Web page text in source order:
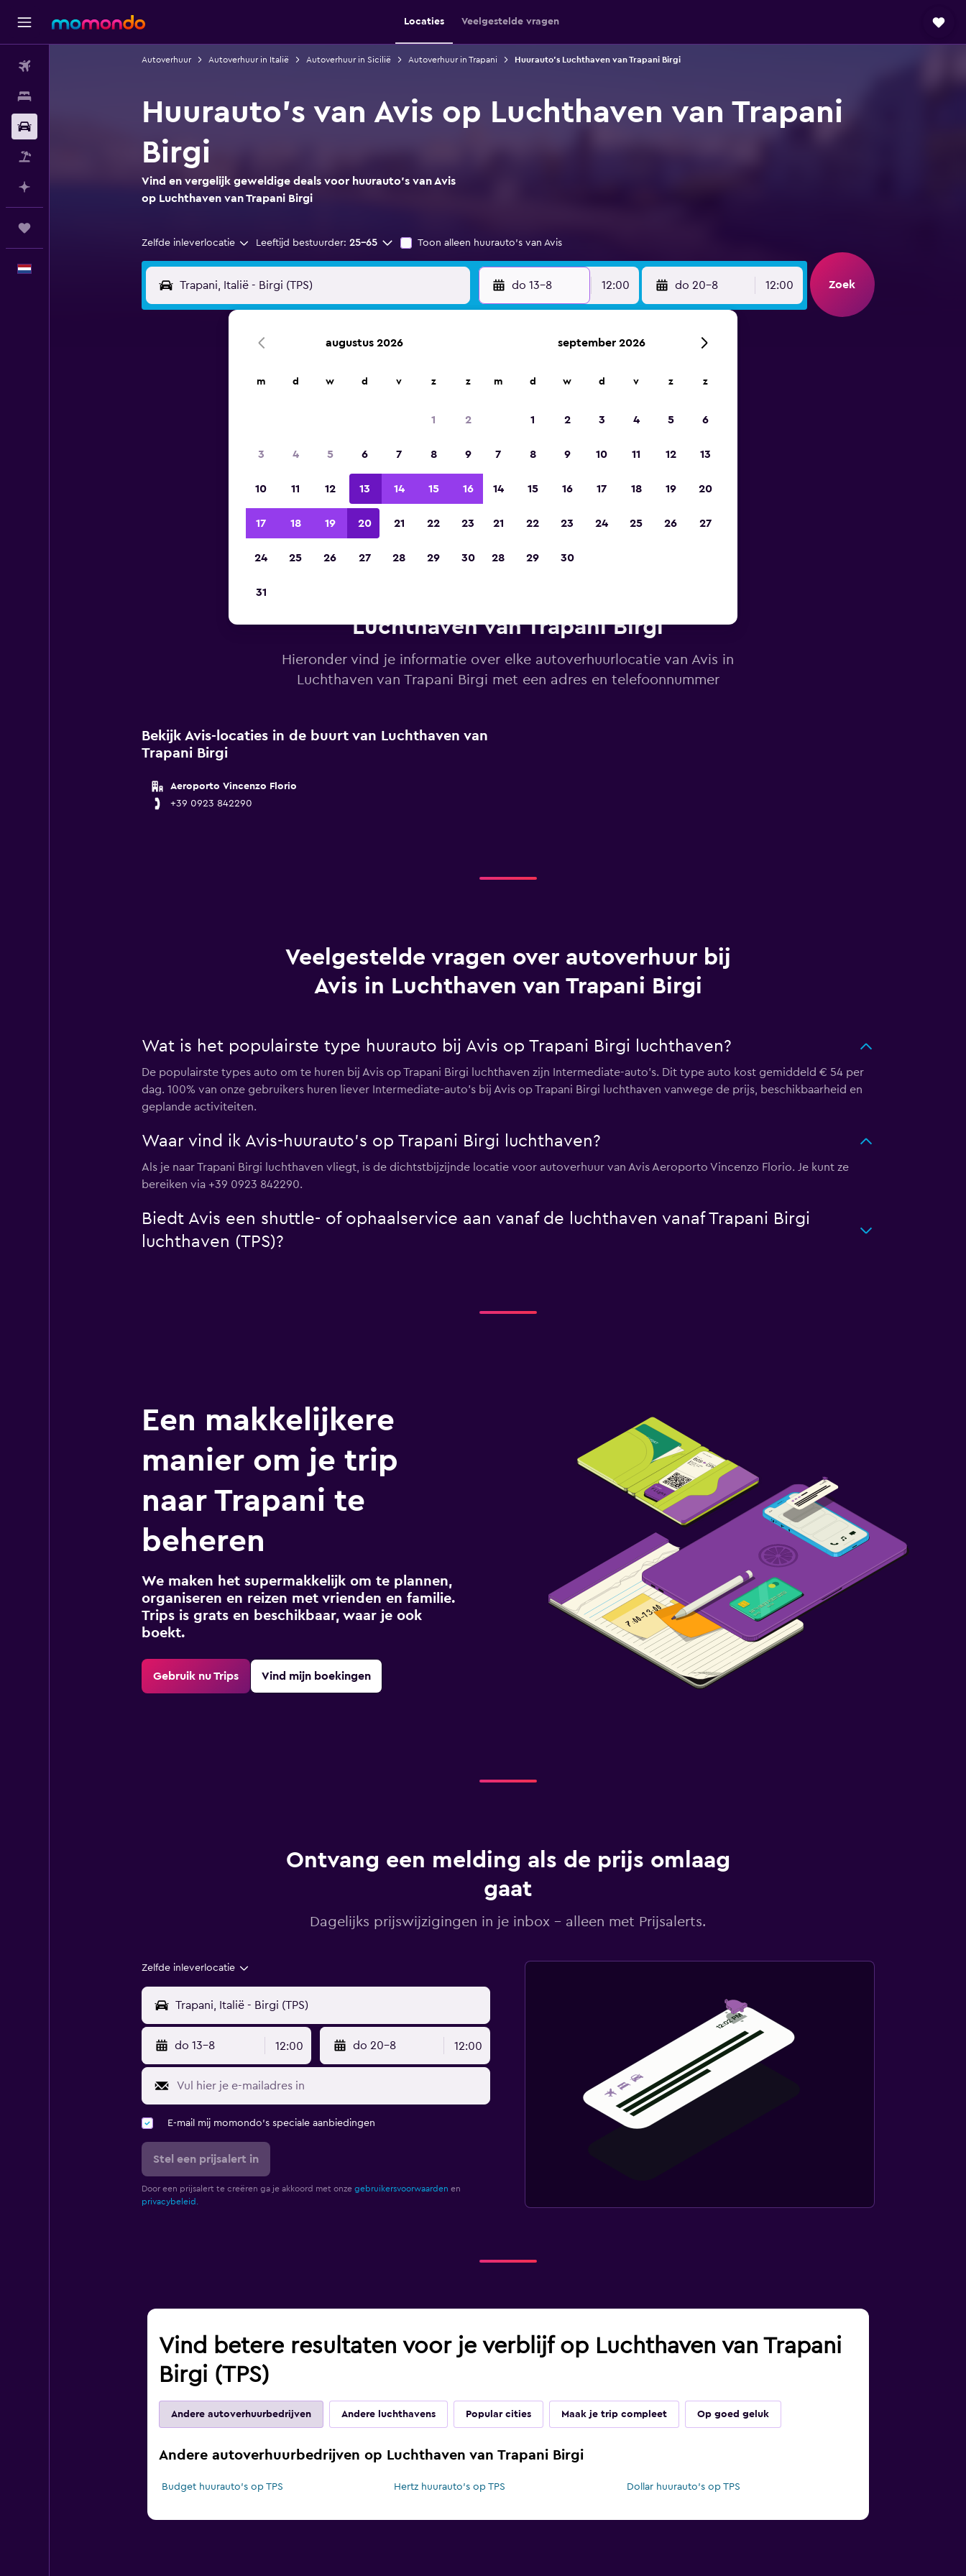
Locaties Veelgestelde vragen
Autoverhuur Autoverhuur in Italië Autoverhuur in Sicilië Autoverhuur in Trapani Huurauto's Luchthaven van Trapani Birgi
Huurauto's van Avis op Luchthaven van Trapani
Birgi
Vind en vergelijk geweldige deals voor huurauto's van Avis
op Luchthaven van Trapani Birgi
Zelfde inleverlocatie Leeftijd bestuurder: 25-65 Toon alleen huurauto's van Avis
do 13-8 12:00 do 20-8 12:00 Zoek
app 2023
Luchthaven van Trapani Birgi
Hieronder vind je informatie over elke autoverhuurlocatie van Avis in
Luchthaven van Trapani Birgi met een adres en telefoonnummer
Bekijk Avis-locaties in de buurt van Luchthaven van
Trapani Birgi
Aeroporto Vincenzo Florio
+39 0923 842290
Veelgestelde vragen over autoverhuur bij
Avis in Luchthaven van Trapani Birgi
Wat is het populairste type huurauto bij Avis op Trapani Birgi luchthaven?
De populairste types auto om te huren bij Avis op Trapani Birgi luchthaven zijn Intermediate-auto's. Dit type auto kost gemiddeld € 54 per
dag. 100% van onze gebruikers huren liever Intermediate-auto's bij Avis op Trapani Birgi luchthaven vanwege de prijs, beschikbaarheid en
geplande activiteiten.
Waar vind ik Avis-huurauto's op Trapani Birgi luchthaven?
Als je naar Trapani Birgi luchthaven vliegt, is de dichtstbijzijnde locatie voor autoverhuur van Avis Aeroporto Vincenzo Florio. Je kunt ze
bereiken via +39 0923 842290.
Biedt Avis een shuttle- of ophaalservice aan vanaf de luchthaven vanaf Trapani Birgi
luchthaven (TPS)?
Een makkelijkere
manier om je trip
naar Trapani te
beheren
We maken het supermakkelijk om te plannen,
organiseren en reizen met vrienden en familie.
Trips is grats en beschikbaar, waar je ook
boekt.
Gebruik nu Trips Vind mijn boekingen
Ontvang een melding als de prijs omlaag
gaat
Dagelijks prijswijzigingen in je inbox - alleen met Prijsalerts.
Zelfde inleverlocatie
do 13-8 12:00 do 20-8 12:00
E-mail mij momondo's speciale aanbiedingen
Stel een prijsalert in
Door een prijsalert te creëren ga je akkoord met onze gebruikersvoorwaarden en
privacybeleid.
Vind betere resultaten voor je verblijf op Luchthaven van Trapani
Birgi (TPS)
Andere autoverhuurbedrijven Andere luchthavens Popular cities Maak je trip compleet Op goed geluk
Andere autoverhuurbedrijven op Luchthaven van Trapani Birgi
Budget huurauto's op TPS Hertz huurauto's op TPS Dollar huurauto's op TPS
augustus 2026
m d w d v z z
1 2
3 4 5 6 7 8 9
10 11 12 13 14 15 16
17 18 19 20 21 22 23
24 25 26 27 28 29 30
31
september 2026
m d w d v z z
1 2 3 4 5 6
7 8 9 10 11 12 13
14 15 16 17 18 19 20
21 22 23 24 25 26 27
28 29 30